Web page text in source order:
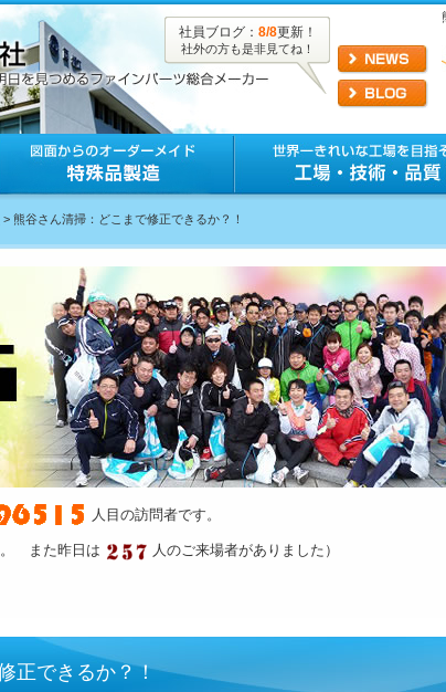
社員ブログ： 8/8更新！
社外の方も是非見てね！
> 熊谷さん清掃：どこまで修正できるか？！
人目の訪問者です。
。 また昨日は 人のご来場者がありました）
正できるか？！